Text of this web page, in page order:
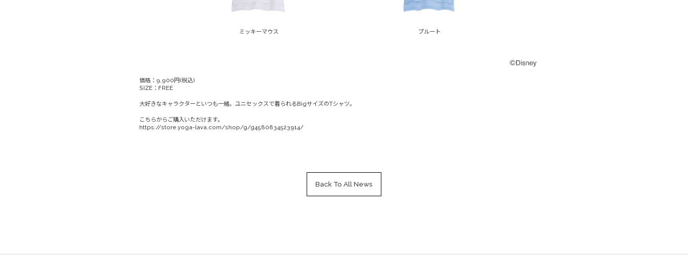
ミッキーマウス プルート
価格：9,900円(税込)
SIZE：FREE
大好きなキャラクターといつも一緒。ユニセックスで着られるBigサイズのTシャツ。
こちらからご購入いただけます。
https://store.yoga-lava.com/shop/g/g4580834523914/
Back To All News